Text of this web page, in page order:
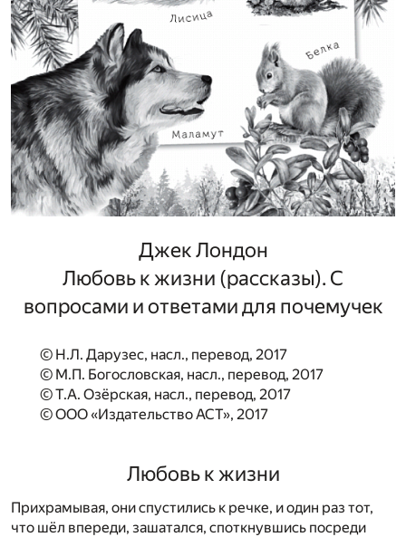
Джек Лондон
Любовь к жизни (рассказы). С
вопросами и ответами для почемучек
© Н.Л. Дарузес, насл., перевод, 2017
© М.П. Богословская, насл., перевод, 2017
© Т.А. Озёрская, насл., перевод, 2017
© ООО «Издательство АСТ», 2017
Любовь к жизни
Прихрамывая, они спустились к речке, и один раз тот,
что шёл впереди, зашатался, споткнувшись посреди